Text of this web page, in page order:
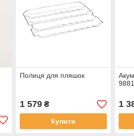
Полиця для пляшок
1 579₴
Купити
1